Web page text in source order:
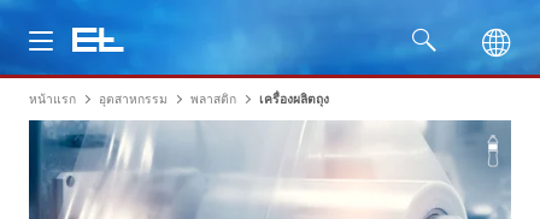
ผลิตภัณฑ์
อุตสาหกรรม
หน้าแรก อุตสาหกรรม พลาสติก เครื่องผลิตถุง